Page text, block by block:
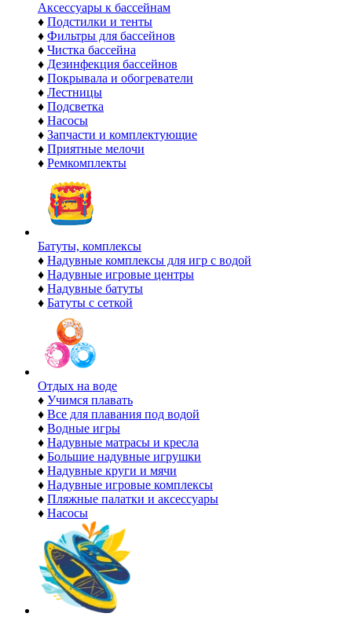
Аксессуары к бассейнам
♦ Подстилки и тенты
♦ Фильтры для бассейнов
♦ Чистка бассейна
♦ Дезинфекция бассейнов
♦ Покрывала и обогреватели
♦ Лестницы
♦ Подсветка
♦ Насосы
♦ Запчасти и комплектующие
♦ Приятные мелочи
♦ Ремкомплекты
Батуты, комплексы
♦ Надувные комплексы для игр с водой
♦ Надувные игровые центры
♦ Надувные батуты
♦ Батуты с сеткой
Отдых на воде
♦ Учимся плавать
♦ Все для плавания под водой
♦ Водные игры
♦ Надувные матрасы и кресла
♦ Большие надувные игрушки
♦ Надувные круги и мячи
♦ Надувные игровые комплексы
♦ Пляжные палатки и аксессуары
♦ Насосы